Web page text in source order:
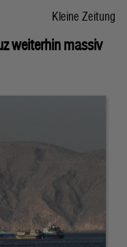
Kleine Zeitung
weiterhin massiv